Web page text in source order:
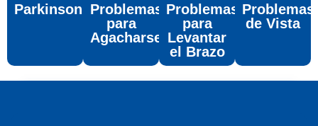
Parkinson Problemas
para
Agacharse
Problemas
para
Levantar
el Brazo
Problemas
de Vista